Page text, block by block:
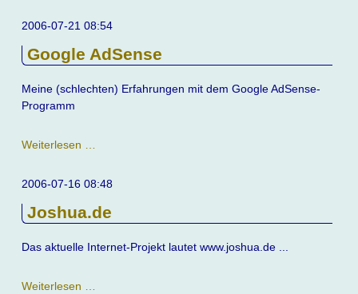
nicht
haben
2006-07-21 08:54
Google AdSense
Meine (schlechten) Erfahrungen mit dem Google AdSense-
Programm
Weiterlesen …
2006-07-16 08:48
Joshua.de
Das aktuelle Internet-Projekt lautet www.joshua.de ...
Weiterlesen …